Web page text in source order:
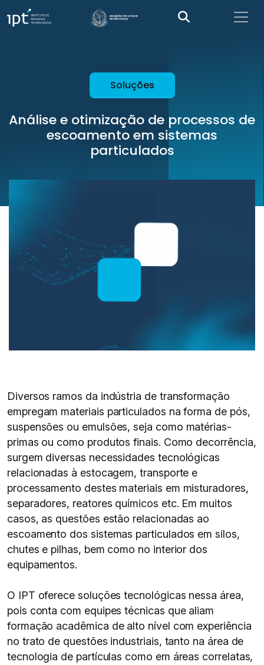
Soluções
Análise e otimização de processos de
escoamento em sistemas
particulados
Diversos ramos da indústria de transformação
empregam materiais particulados na forma de pós,
suspensões ou emulsões, seja como matérias-
primas ou como produtos finais. Como decorrência,
surgem diversas necessidades tecnológicas
relacionadas à estocagem, transporte e
processamento destes materiais em misturadores,
separadores, reatores químicos etc. Em muitos
casos, as questões estão relacionadas ao
escoamento dos sistemas particulados em silos,
chutes e pilhas, bem como no interior dos
equipamentos.
O IPT oferece soluções tecnológicas nessa área,
pois conta com equipes técnicas que aliam
formação acadêmica de alto nível com experiência
no trato de questões industriais, tanto na área de
tecnologia de partículas como em áreas correlatas,